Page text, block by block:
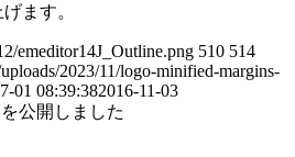
ます。
emeditor14J_Outline.png 510 514
2023/11/logo-minified-margins-
01 08:39:382016-11-03
公開しました